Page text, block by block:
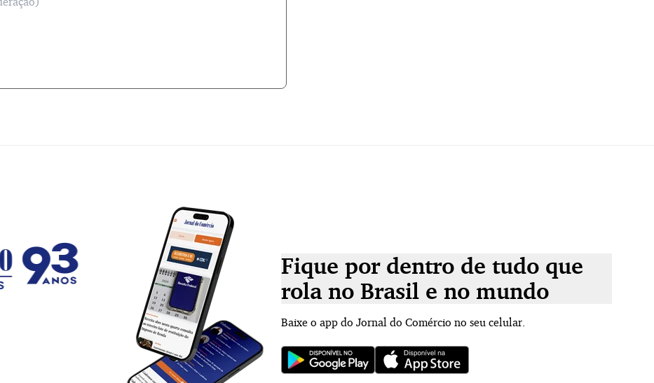
Fique por dentro de tudo que
rola no Brasil e no mundo
Baixe o app do Jornal do Comércio no seu celular.